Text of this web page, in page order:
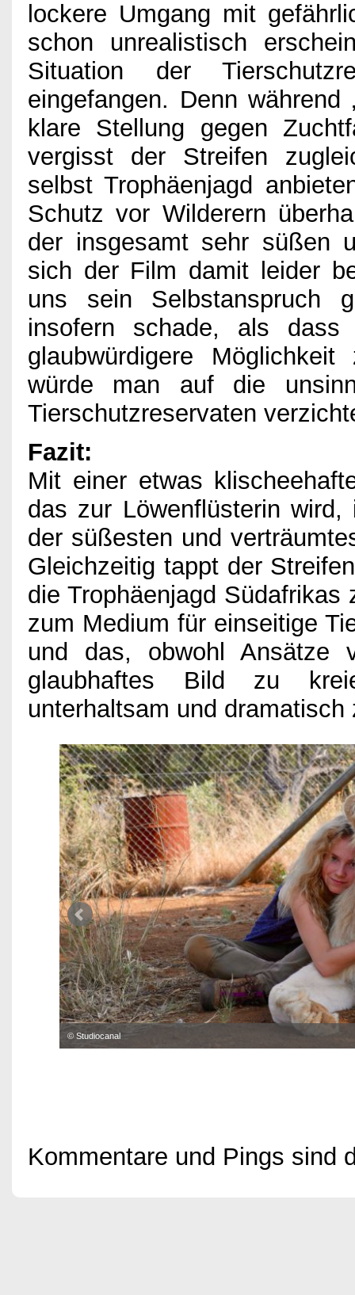
lockere Umgang mit
schon unrealistisch
Situation der
eingefangen. Denn
klare Stellung gegen
vergisst der Streifen
selbst Trophäenjagd
Schutz vor Wilderern
der insgesamt sehr süßen
sich der Film damit leider
uns sein Selbstanspruch
insofern schade, als
glaubwürdigere
würde man auf die
Tierschutzreservaten
Fazit:
Mit einer etwas
das zur Löwenflüsterin
der süßesten und
Gleichzeitig tappt der
die Trophäenjagd
zum Medium für einseitige
und das, obwohl Ansätze
glaubhaftes Bild zu
unterhaltsam und dramatisch
© Studiocanal
Kommentare und Pings sind